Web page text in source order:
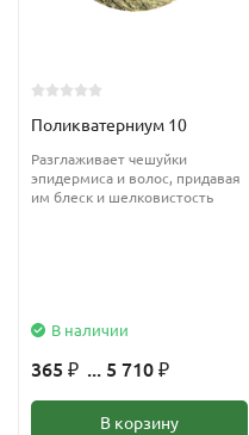
Поликватерниум 10
Разглаживает чешуйки
эпидермиса и волос, придавая
им блеск и шелковистость
В наличии
365 ₽ ... 5 710 ₽
В корзину